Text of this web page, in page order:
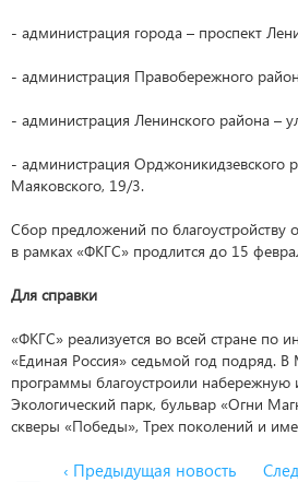
- администрация города – проспект
- администрация Правобережного
- администрация Ленинского района –
- администрация Орджоникидзевского
Маяковского, 19/3.
Сбор предложений по благоустройству
в рамках «ФКГС» продлится до 15
Для справки
«ФКГС» реализуется во всей стране по
«Единая Россия» седьмой год подряд. В
программы благоустроили набережную
Экологический парк, бульвар «Огни
скверы «Победы», Трех поколений и
‹ Предыдущая новость